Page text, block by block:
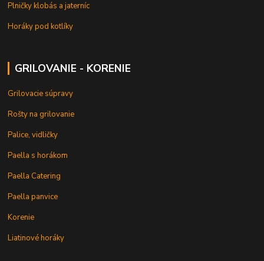
Plničky klobás a jaterníc
Horáky pod kotlíky
GRILOVANIE - KORENIE
Grilovacie súpravy
Rošty na grilovanie
Palice, vidličky
Paella s horákom
Paella Catering
Paella panvice
Korenie
Liatinové horáky